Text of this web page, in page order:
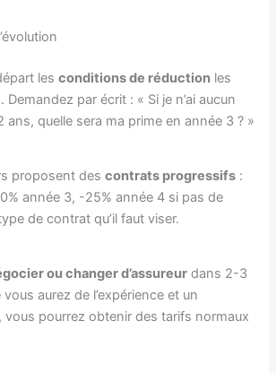
lesconditions de réduction les
par écrit : « Si je n’ai aucun
ans, quelle sera ma prime en année 3 ? »
proposent descontrats progressifs :
année 3, -25% année 4 si pas de
de contrat qu’il faut viser.
ou changer d’assureur dans 2-3
aurez de l’expérience et un
vous pourrez obtenir des tarifs normaux